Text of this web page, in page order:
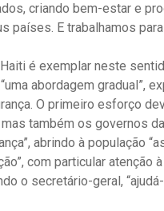
criando bem-estar e
países. E trabalhamos
é exemplar neste
abordagem gradual”,
O primeiro esforço
mas também os governos
abrindo à população
com particular atenção
o secretário-geral,